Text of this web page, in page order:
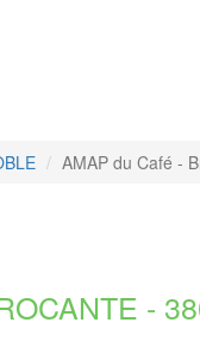
AMAP du Café -
-